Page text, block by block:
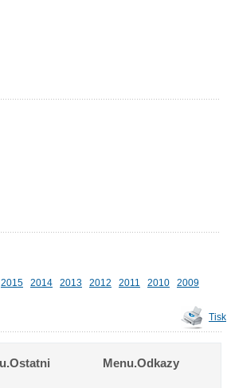
2015 2014 2013 2012 2011 2010
2009
Tisk
Menu.Odkazy